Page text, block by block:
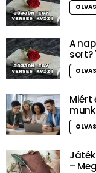
A
sort?
Miért
–